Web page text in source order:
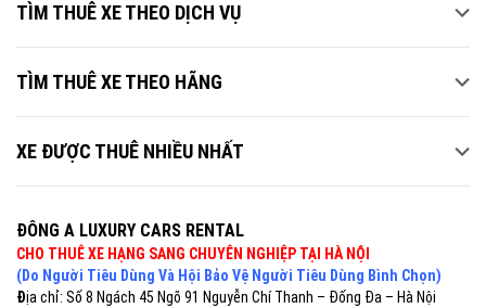
TÌM THUÊ XE THEO DỊCH VỤ
TÌM THUÊ XE THEO HÃNG
XE ĐƯỢC THUÊ NHIỀU NHẤT
ĐÔNG A LUXURY CARS RENTAL
CHO THUÊ XE HẠNG SANG CHUYÊN NGHIỆP TẠI HÀ NỘI
(Do Người Tiêu Dùng Và Hội Bảo Vệ Người Tiêu Dùng Bình Chọn)
Địa chỉ: Số 8 Ngách 45 Ngõ 91 Nguyễn Chí Thanh – Đống Đa – Hà Nội